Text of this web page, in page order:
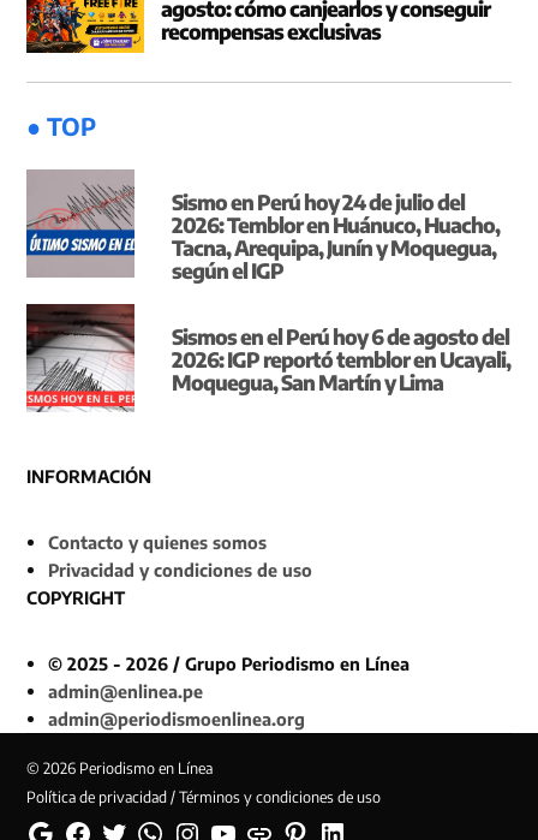
agosto: cómo canjearlos y conseguir
recompensas exclusivas
● TOP
Sismo en Perú hoy 24 de julio del
2026: Temblor en Huánuco, Huacho,
Tacna, Arequipa, Junín y Moquegua,
según el IGP
Sismos en el Perú hoy 6 de agosto del
2026: IGP reportó temblor en Ucayali,
Moquegua, San Martín y Lima
INFORMACIÓN
Contacto y quienes somos
Privacidad y condiciones de uso
COPYRIGHT
© 2025 - 2026 / Grupo Periodismo en Línea
admin@enlinea.pe
admin@periodismoenlinea.org
© 2026 Periodismo en Línea
Política de privacidad / Términos y condiciones de uso
GoogleFacebookTwitterWhatsappInstagramYouTubeWeb PinterestLinkedin